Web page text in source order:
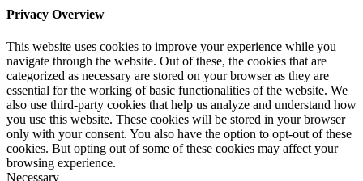
Privacy Overview
This website uses cookies to improve your experience while you
navigate through the website. Out of these, the cookies that are
categorized as necessary are stored on your browser as they are
essential for the working of basic functionalities of the website. We
also use third-party cookies that help us analyze and understand how
you use this website. These cookies will be stored in your browser
only with your consent. You also have the option to opt-out of these
cookies. But opting out of some of these cookies may affect your
browsing experience.
Necessary